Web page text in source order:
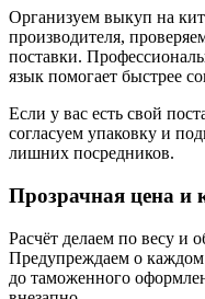
Организуем выкуп на
производителя,
поставки.
язык помогает быстрее
Если у вас есть свой
согласуем упаковку и
лишних посредников.
Прозрачная цена и
Расчёт делаем по весу и
Предупреждаем о
до таможенного